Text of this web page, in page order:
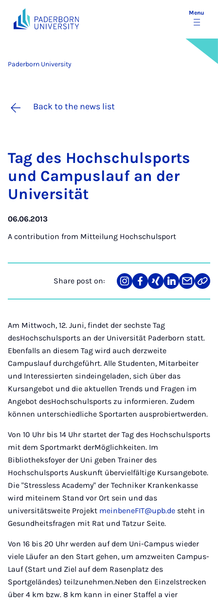
Menu
Paderborn University
Back to the news list
Tag des Hoch­schulsports
und Cam­pu­slauf an der
Uni­versität
06.06.2013
A contribution from Mitteilung Hochschulsport
Share post on:
Share
on
Teilen
auf
Teilen
auf
Teilen
auf
Teilen
über
Link
Am Mittwoch, 12. Juni, findet der sechste Tag
desHochschulsports an der Universität Paderborn statt.
Ebenfalls an diesem Tag wird auch derzweite
Campuslauf durchgeführt. Alle Studenten, Mitarbeiter
und Interessierten sindeingeladen, sich über das
Kursangebot und die aktuellen Trends und Fragen im
Angebot desHochschulsports zu informieren. Zudem
können unterschiedliche Sportarten ausprobiertwerden.
Von 10 Uhr bis 14 Uhr startet der Tag des Hochschulsports
mit dem Sportmarkt derMöglichkeiten. Im
Bibliotheksfoyer der Uni geben Trainer des
Hochschulsports Auskunft übervielfältige Kursangebote.
Die "Stressless Academy" der Techniker Krankenkasse
wird miteinem Stand vor Ort sein und das
universitätsweite Projekt meinbeneFIT@upb.de steht in
Gesundheitsfragen mit Rat und Tatzur Seite.
Von 16 bis 20 Uhr werden auf dem Uni-Campus wieder
viele Läufer an den Start gehen, um amzweiten Campus-
Lauf (Start und Ziel auf dem Rasenplatz des
Sportgeländes) teilzunehmen.Neben den Einzelstrecken
über 4 km bzw. 8 km kann in einer Staffel a vier